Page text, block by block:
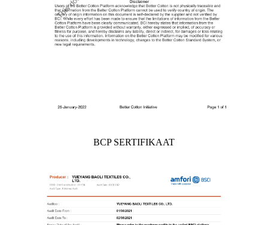
BCP SERTIFIKAAT